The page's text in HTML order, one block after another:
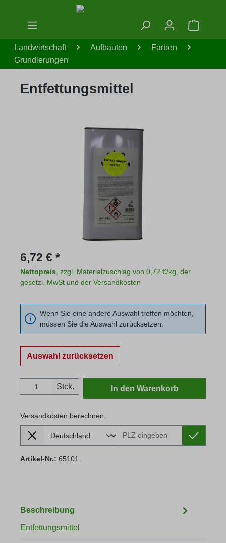
Zum Hauptinhalt springen
Landwirtschaft Aufbauten
Farben
Grundierungen
Entfettungsmittel
Bildergalerie überspringen
Regulärer Preis:
6,72 € *
Nettopreis , zzgl. Materialzuschlag von 0,72 €/kg, der
gesetzl. MwSt und der Versandkosten
Wenn Sie eine andere Auswahl treffen möchten,
müssen Sie die Auswahl zurücksetzen.
Auswahl zurücksetzen
Produkt Anzahl: Gib den gewünschten
Stck. In den Warenkorb
Versandkosten berechnen:
Lieferland
Versandkosten berechnen:
Artikel-Nr.: 65101
Beschreibung
Entfettungsmittel